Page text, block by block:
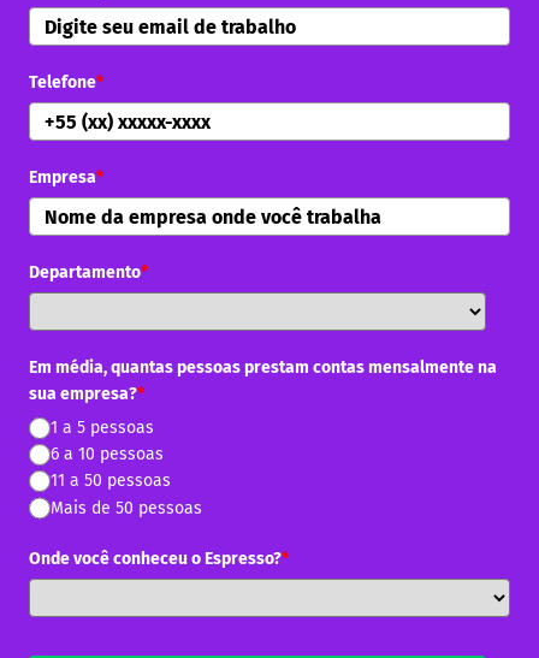
Telefone*
Empresa*
Departamento*
Em média, quantas pessoas prestam contas mensalmente na
sua empresa?*
1 a 5 pessoas
6 a 10 pessoas
11 a 50 pessoas
Mais de 50 pessoas
Onde você conheceu o Espresso?*